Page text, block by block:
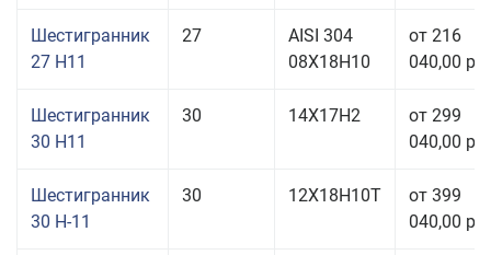
Шестигранник
27 H11
27
AISI 304
08Х18Н10
от 216
040,00
Шестигранник
30 H11
30 14Х17Н2
от 299
040,00
Шестигранник
30 Н-11
30 12Х18Н10Т
от 399
040,00